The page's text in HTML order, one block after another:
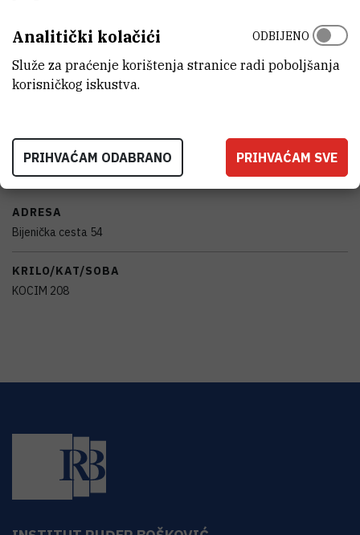
Ne
RAD NA DALJINU
LOKACIJA
ADRESA
Bijenička cesta 54
KRILO/KAT/SOBA
KOCIM 208
Analitički kolačići
Služe za praćenje korištenja stranice radi poboljšanja
korisničkog iskustva.
ODBIJENO
PRIHVAĆAM ODABRANO PRIHVAĆAM SVE